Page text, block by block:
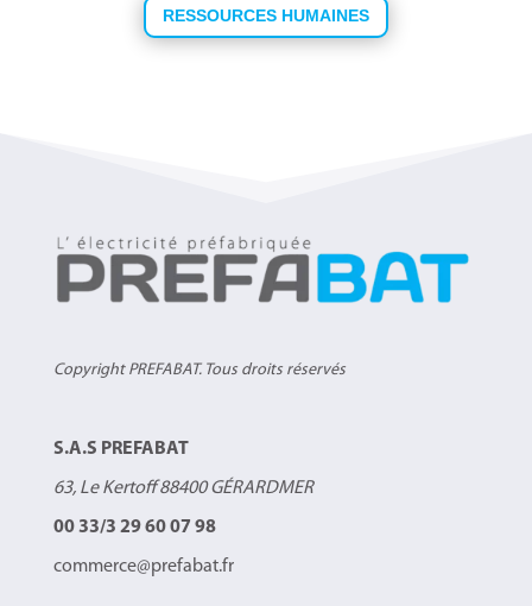
RESSOURCES HUMAINES
Copyright PREFABAT. Tous droits réservés
S.A.S PREFABAT
63, Le Kertoff 88400 GÉRARDMER
00 33/3 29 60 07 98
commerce@prefabat.fr